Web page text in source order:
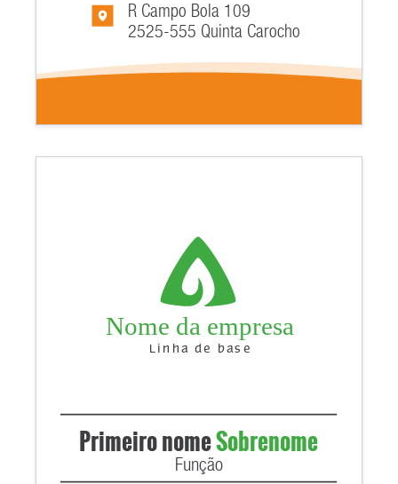
R Campo Bola 109
2525-555 Quinta Carocho
Função
Primeiro nomeSobrenome
Nome da empresa
Linha de base